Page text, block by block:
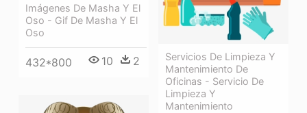
Imágenes De Masha Y El
Oso - Gif De Masha Y El
Oso
432*800 10 2
Servicios De Limpieza Y
Mantenimiento De
Oficinas - Servicio De
Limpieza Y
Mantenimiento